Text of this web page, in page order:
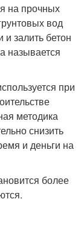
на прочных
вод
и залить бетон
называется
при
методика
снизить
и деньги на
более